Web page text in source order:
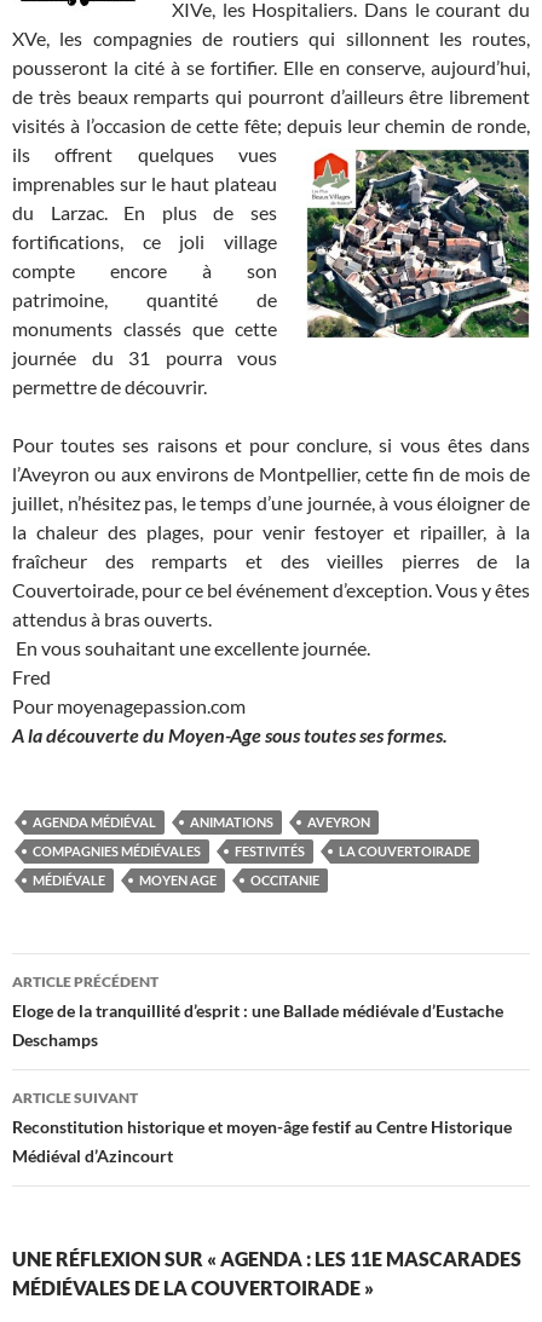
XIVe, les Hospitaliers. Dans le courant du
XVe, les compagnies de routiers qui sillonnent les routes,
pousseront la cité à se fortifier. Elle en conserve, aujourd’hui,
de très beaux remparts qui pourront d’ailleurs être librement
visités à l’occasion de cette fête; depuis leur chemin de ronde,
ils offrent quelques vues
imprenables sur le haut plateau
du Larzac. En plus de ses
fortifications, ce joli village
compte encore à son
patrimoine, quantité de
monuments classés que cette
journée du 31 pourra vous
permettre de découvrir.
Pour toutes ses raisons et pour conclure, si vous êtes dans
l’Aveyron ou aux environs de Montpellier, cette fin de mois de
juillet, n’hésitez pas, le temps d’une journée, à vous éloigner de
la chaleur des plages, pour venir festoyer et ripailler, à la
fraîcheur des remparts et des vieilles pierres de la
Couvertoirade, pour ce bel événement d’exception. Vous y êtes
attendus à bras ouverts.
En vous souhaitant une excellente journée.
Fred
Pour moyenagepassion.com
A la découverte du Moyen-Age sous toutes ses formes.
AGENDA MÉDIÉVAL ANIMATIONS
AVEYRON
COMPAGNIES MÉDIÉVALES
FESTIVITÉS
LA COUVERTOIRADE
MÉDIÉVALE
MOYEN AGE OCCITANIE
Navigation
des
articles
ARTICLE PRÉCÉDENT
Eloge de la tranquillité d’esprit : une Ballade médiévale d’Eustache
Deschamps
ARTICLE SUIVANT
Reconstitution historique et moyen-âge festif au Centre Historique
Médiéval d’Azincourt
UNE RÉFLEXION SUR « AGENDA : LES 11E MASCARADES
MÉDIÉVALES DE LA COUVERTOIRADE »